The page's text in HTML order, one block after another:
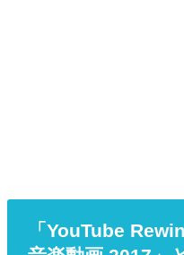
「YouTube